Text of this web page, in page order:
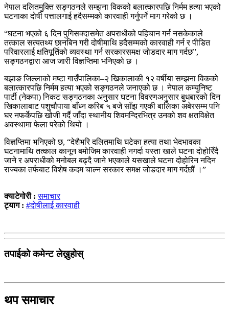
नेपाल दलितमुक्ति सङ्गठनले सम्झना विकको बलात्कारपछि निर्मम हत्या भएको
घटनाका दोषी पत्तालगाई हदैसम्मको कारवाही गर्नुपर्ने माग गरेको छ ।
“घटना भएको ६ दिन पुगिसक्दासमेत अपराधीको पहिचान गर्न नसकेकाले
तत्काल सत्यतथ्य छानबिन गरी दोषीमाथि हदैसम्मको कारवाही गर्न र पीडित
परिवारलाई क्षतिपूर्तिको व्यवस्था गर्न सरकारसमक्ष जोडदार माग गर्दछ”,
सङ्गठनद्वारा आज जारी विज्ञप्तिमा भनिएको छ ।
बझाङ जिल्लाको मष्टा गाउँपालिका–२ खिकालाकी १२ वर्षीया सम्झना विकको
बलात्कारपछि निर्मम हत्या भएको सङ्गठनले जनाएको छ । नेपाल कम्युनिष्ट
पार्टी (नेकपा) निकट सङ्गठनका अनुसार घटना विवरणअनुसार बुधबारको दिन
खिकालाबाट पशुचौपाया बाँध्न करिब ५ बजे साँझ गएकी बालिका अबेरसम्म पनि
घर नफर्केपछि खोजी गर्दै जाँदा स्थानीय शिवमन्दिरभित्र उनको शव क्षतविक्षेत
अवस्थामा फेला परेको थियो ।
विज्ञप्तिमा भनिएको छ, “देशैभरि दलितमाथि घटेका हत्या तथा भेदभावका
घटनामाथि तत्काल कानून बमोजिम कारवाही नगर्दा यस्ता खाले घटना दोहोरिँदै
जाने र अपराधीको मनोबल बढ्दै जाने भएकाले यसखाले घटना दोहोरिन नदिन
राज्यका तर्फबाट विशेष कदम चाल्न सरकार समक्ष जोडदार माग गर्दछौं ।”
क्याटेगोरी :समाचार
ट्याग : #दोषीलाई कारवाही
तपाईको कमेन्ट लेख्नुहोस्
थप समाचार